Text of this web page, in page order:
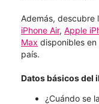
Además, descubre
iPhone Air, Apple
Max disponibles
país.
Datos básicos del
¿Cuándo se